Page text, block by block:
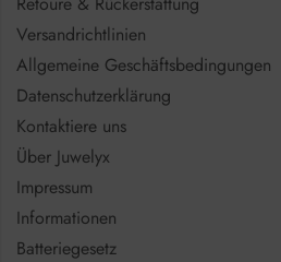
Versandrichtlinien
Allgemeine Geschäftsbedingungen
Datenschutzerklärung
Kontaktiere uns
Über Juwelyx
Impressum
Informationen
Batteriegesetz